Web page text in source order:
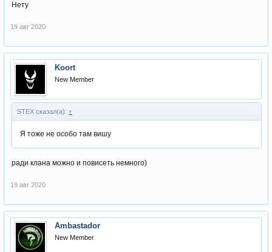
Нету
19 авг 2020
Koort
New Member
STEX сказал(а): ↑
Я тоже не особо там вишу
ради клана можно и повисеть немного)
19 авг 2020
Ambastador
New Member